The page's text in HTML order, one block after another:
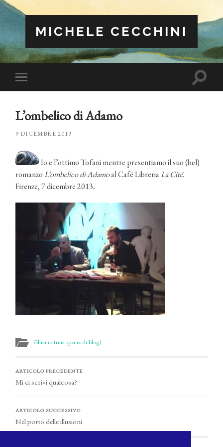
MICHELE CECCHINI
Attiva/disattiva
il
sui
dispositivi
Attiva/
L’ombelico di Adamo
9 DICEMBRE 2013
Io e l’ottimo Tofani mentre presentiamo il suo (bel)
romanzoL’ombelico di Adamoal Café LibreriaLa Cité.
Firenze, 7 dicembre 2013.
Ghiaino (una specie di blog)
ARTICOLO PRECEDENTE
Mi ci scrivi qualcosa?
ARTICOLO SUCCESSIVO
Nel porto delle illusioni